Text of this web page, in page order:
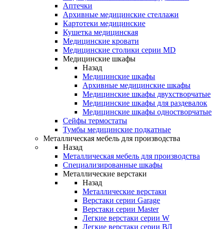
Аптечки
Архивные медицинские стеллажи
Картотеки медицинские
Кушетка медицинская
Медицинские кровати
Медицинские столики серии MD
Медицинские шкафы
Назад
Медицинские шкафы
Архивные медицинские шкафы
Медицинские шкафы двухстворчатые
Медицинские шкафы для раздевалок
Медицинские шкафы одностворчатые
Сейфы термостаты
Тумбы медицинские подкатные
Металлическая мебель для производства
Назад
Металлическая мебель для производства
Cпециализированные шкафы
Металлические верстаки
Назад
Металлические верстаки
Верстаки серии Garage
Верстаки серии Master
Легкие верстаки серии W
Легкие верстаки серии ВЛ